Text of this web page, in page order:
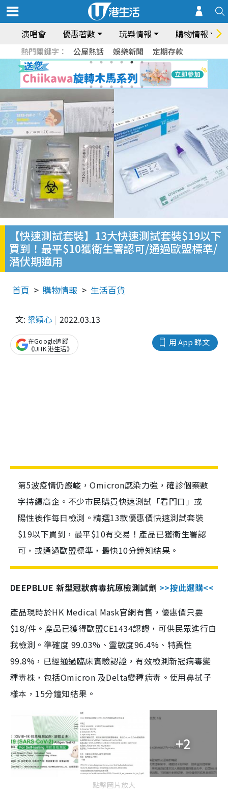
演唱會 優惠著數 玩樂情報 購物情報
熱門關鍵字： 公屋熱話 娛樂新聞 定期存款
【快速測試套裝】13大快速測試套裝$19以下
買到！最平$10獲衛生署認可/通過歐盟標準/
潛伏期適用
首頁 購物情報 生活百貨
文: 梁穎心 2022.03.13
用 App 睇文
在Google追蹤
《UHK 港生活》
第5波疫情仍嚴峻，Omicron感染力強，確診個案數
字持續高企。不少市民購買快速測試「看門口」或
陽性後作每日檢測。精選13款優惠價快速測試套裝
$19以下買到，最平$10有交易！產品已獲衛生署認
可，或通過歐盟標準，最快10分鐘知結果。
DEEPBLUE 新型冠狀病毒抗原檢測試劑 >>按此選購<<
產品現時於HK Medical Mask官網有售，優惠價只要
$18/件。產品已獲得歐盟CE1434認證，可供民眾進行自
我檢測。準確度 99.03%、靈敏度96.4%、特異性
99.8%，已經通過臨床實驗認證，有效檢測新冠病毒變
種毒株，包括Omicron 及Delta變種病毒。使用鼻拭子
樣本，15分鐘知結果。
+2
點擊圖片放大